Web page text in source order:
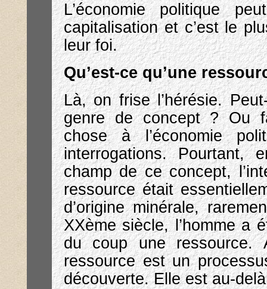
L’économie politique
capitalisation et c’est le
leur foi.
Qu’est-ce qu’une
Là, on frise l’hérésie.
genre de concept ? Ou
chose à l’économie
interrogations. Pourtant,
champ de ce concept,
ressource était
d’origine minérale,
XXème siècle, l’homme a
du coup une ressource.
ressource est un
découverte. Elle est au-